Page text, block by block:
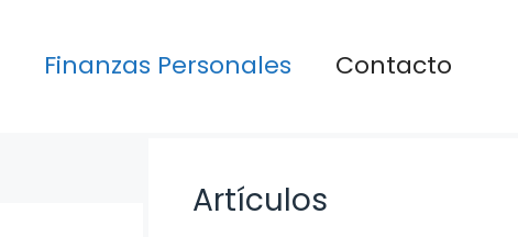
Finanzas Personales Contacto
Artículos